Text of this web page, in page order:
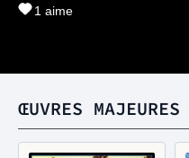
1 aime
ŒUVRES